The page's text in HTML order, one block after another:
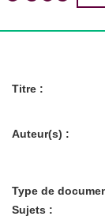
Titre :
Auteur(s) :
Type de
Sujets :